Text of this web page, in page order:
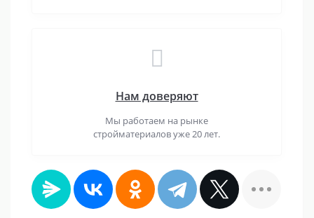
Нам доверяют
Мы работаем на рынке
стройматериалов уже 20 лет.